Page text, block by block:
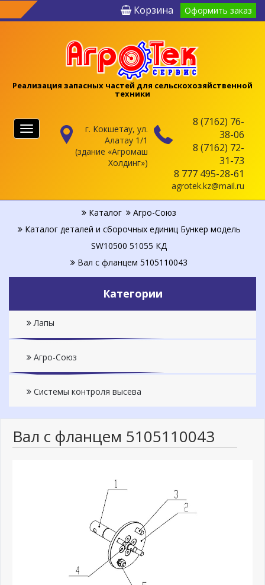
Корзина Оформить заказ
Реализация запасных частей для сельскохозяйственной
техники
8 (7162) 76-
38-06
8 (7162) 72-
31-73
8 777 495-28-61
agrotek.kz@mail.ru
г. Кокшетау, ул.
Алатау 1/1
(здание «Агромаш
Холдинг»)
Меню
Каталог
Агро-Союз
Каталог деталей и сборочных единиц Бункер модель
SW10500 51055 КД
Вал с фланцем 5105110043
Категории
Лапы
Агро-Союз
Системы контроля высева
Вал с фланцем 5105110043